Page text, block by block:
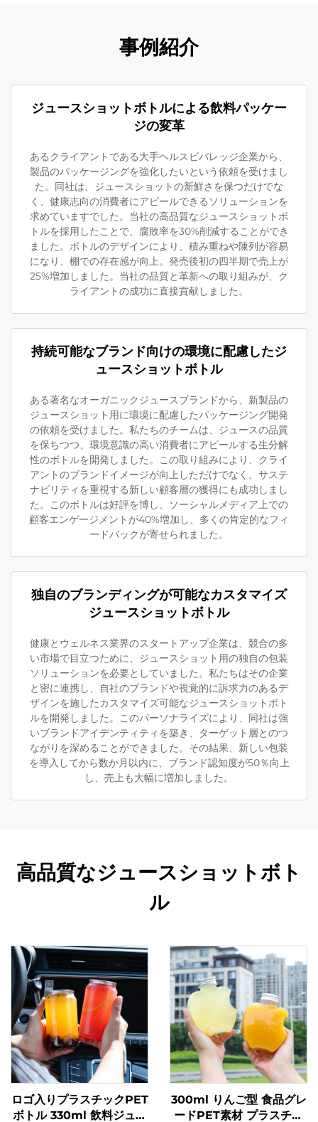
事例紹介
ジュースショットボトルによる飲料パッケー
ジの変革
あるクライアントである大手ヘルスビバレッジ企業から、
製品のパッケージングを強化したいという依頼を受けまし
た。同社は、ジュースショットの新鮮さを保つだけでな
く、健康志向の消費者にアピールできるソリューションを
求めていますでした。当社の高品質なジュースショットボ
トルを採用したことで、腐敗率を30%削減することができ
ました。ボトルのデザインにより、積み重ねや陳列が容易
になり、棚での存在感が向上。発売後初の四半期で売上が
25%増加しました。当社の品質と革新への取り組みが、ク
ライアントの成功に直接貢献しました。
持続可能なブランド向けの環境に配慮したジ
ュースショットボトル
ある著名なオーガニックジュースブランドから、新製品の
ジュースショット用に環境に配慮したパッケージング開発
の依頼を受けました。私たちのチームは、ジュースの品質
を保ちつつ、環境意識の高い消費者にアピールする生分解
性のボトルを開発しました。この取り組みにより、クライ
アントのブランドイメージが向上しただけでなく、サステ
ナビリティを重視する新しい顧客層の獲得にも成功しまし
た。このボトルは好評を博し、ソーシャルメディア上での
顧客エンゲージメントが40%増加し、多くの肯定的なフィ
ードバックが寄せられました。
独自のブランディングが可能なカスタマイズ
ジュースショットボトル
健康とウェルネス業界のスタートアップ企業は、競合の多
い市場で目立つために、ジュースショット用の独自の包装
ソリューションを必要としていました。私たちはその企業
と密に連携し、自社のブランドや視覚的に訴求力のあるデ
ザインを施したカスタマイズ可能なジュースショットボト
ルを開発しました。このパーソナライズにより、同社は強
いブランドアイデンティティを築き、ターゲット層とのつ
ながりを深めることができました。その結果、新しい包装
を導入してから数か月以内に、ブランド認知度が50％向上
し、売上も大幅に増加しました。
高品質なジュースショットボト
ル
ロゴ入りプラスチックPET
ボトル 330ml 飲料ジュー
300ml りんご型 食品グレ
ードPET素材 プラスチッ